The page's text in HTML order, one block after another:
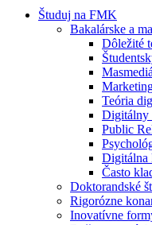
Študuj na FMK
Bakalárske a
Dôležité
Teória
Digitálny
Public
Digitálna
Často
Doktorandské
Rigorózne
Inovatívne